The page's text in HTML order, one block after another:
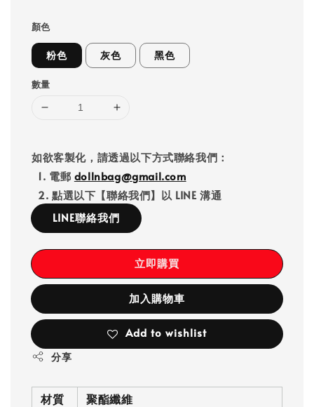
顏色
粉色 灰色 黑色
數量
如欲客製化，請透過以下方式聯絡我們：
1. 電郵 dollnbag@gmail.com
2. 點選以下【聯絡我們】以 LINE 溝通
LINE聯絡我們
立即購買
加入購物車
Add to wishlist
分享
材質 聚酯纖維